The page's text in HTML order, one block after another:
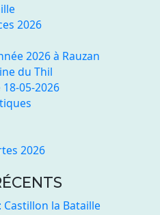
2026
2026 à Rauzan
du Thil
18-05-2026
2026
Castillon la Bataille